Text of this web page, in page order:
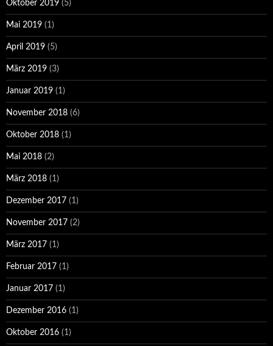
Oktober 2019 (5)
Mai 2019 (1)
April 2019 (5)
März 2019 (3)
Januar 2019 (1)
November 2018 (6)
Oktober 2018 (1)
Mai 2018 (2)
März 2018 (1)
Dezember 2017 (1)
November 2017 (2)
März 2017 (1)
Februar 2017 (1)
Januar 2017 (1)
Dezember 2016 (1)
Oktober 2016 (1)